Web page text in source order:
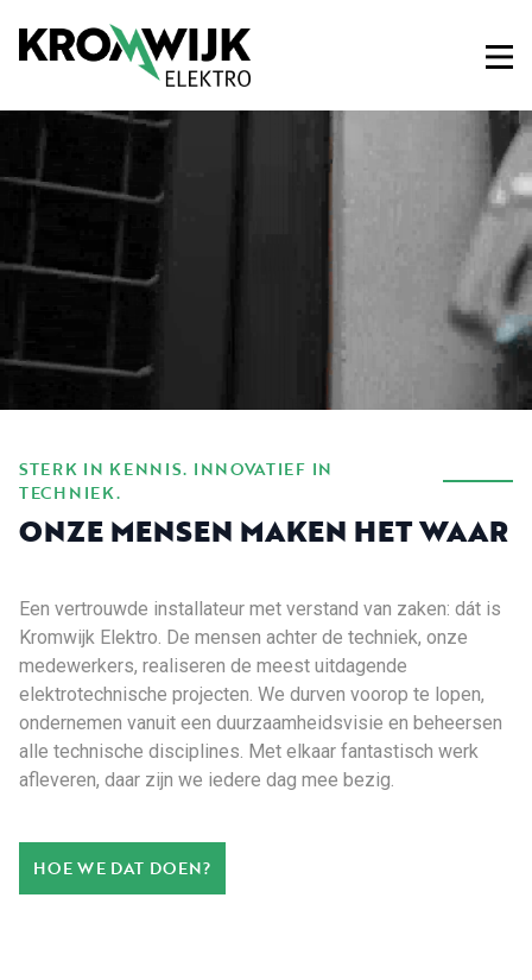
STERK IN KENNIS. INNOVATIEF IN
TECHNIEK.
ONZE MENSEN MAKEN HET WAAR
Een vertrouwde installateur met verstand van zaken: dát is
Kromwijk Elektro. De mensen achter de techniek, onze
medewerkers, realiseren de meest uitdagende
elektrotechnische projecten. We durven voorop te lopen,
ondernemen vanuit een duurzaamheidsvisie en beheersen
alle technische disciplines. Met elkaar fantastisch werk
afleveren, daar zijn we iedere dag mee bezig.
HOE WE DAT DOEN?